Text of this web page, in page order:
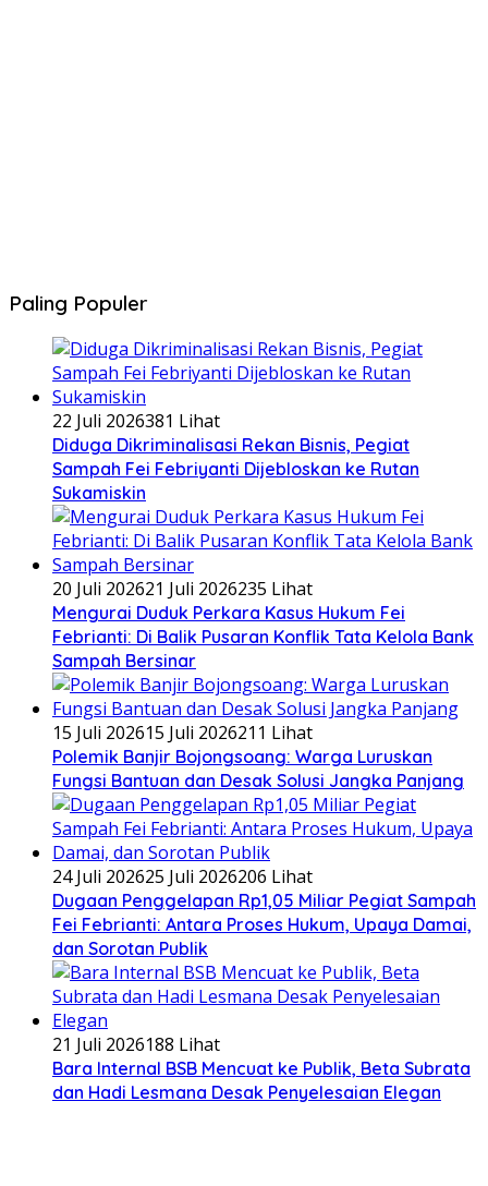
Paling Populer
22 Juli 2026381 Lihat
Diduga Dikriminalisasi Rekan Bisnis, Pegiat
Sampah Fei Febriyanti Dijebloskan ke Rutan
Sukamiskin
20 Juli 202621 Juli 2026235 Lihat
​Mengurai Duduk Perkara Kasus Hukum Fei
Febrianti: Di Balik Pusaran Konflik Tata Kelola Bank
Sampah Bersinar
15 Juli 202615 Juli 2026211 Lihat
Polemik Banjir Bojongsoang: Warga Luruskan
Fungsi Bantuan dan Desak Solusi Jangka Panjang
24 Juli 202625 Juli 2026206 Lihat
Dugaan Penggelapan Rp1,05 Miliar Pegiat Sampah
Fei Febrianti: Antara Proses Hukum, Upaya Damai,
dan Sorotan Publik
21 Juli 2026188 Lihat
Bara Internal BSB Mencuat ke Publik, Beta Subrata
dan Hadi Lesmana Desak Penyelesaian Elegan